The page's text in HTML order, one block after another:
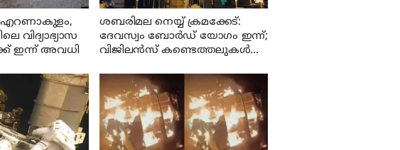
എറണാകുളം,
വിദ്യാഭ്യാസ
ഇന്ന് അവധി
ശബരിമല നെയ്യ് ക്രമക്കേട്:
ദേവസ്വം ബോർഡ് യോഗം ഇന്ന്;
വിജിലൻസ് കണ്ടെത്തലുകൾ